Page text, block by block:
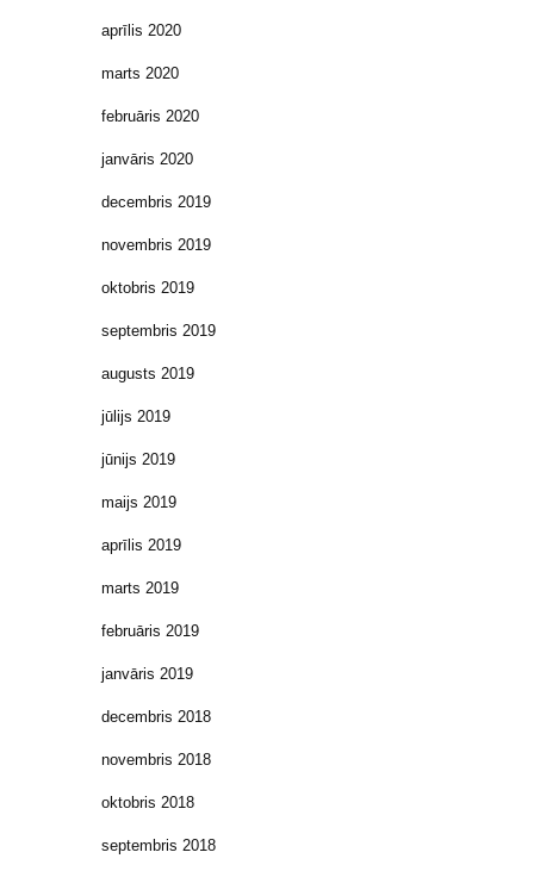
aprīlis 2020
marts 2020
februāris 2020
janvāris 2020
decembris 2019
novembris 2019
oktobris 2019
septembris 2019
augusts 2019
jūlijs 2019
jūnijs 2019
maijs 2019
aprīlis 2019
marts 2019
februāris 2019
janvāris 2019
decembris 2018
novembris 2018
oktobris 2018
septembris 2018